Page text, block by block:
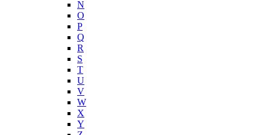
N
O
P
Q
R
S
T
U
V
W
X
Y